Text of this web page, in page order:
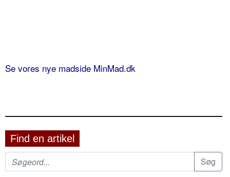
Se vores nye madside MinMad.dk
Find en artikel